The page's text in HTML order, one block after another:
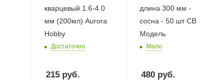
кварцевый 1.6-4.0
мм (200мл) Aurora
Hobby
Достаточно
215руб.
длина 300 мм -
сосна - 50 шт СВ
Модель
Мало
480 руб.